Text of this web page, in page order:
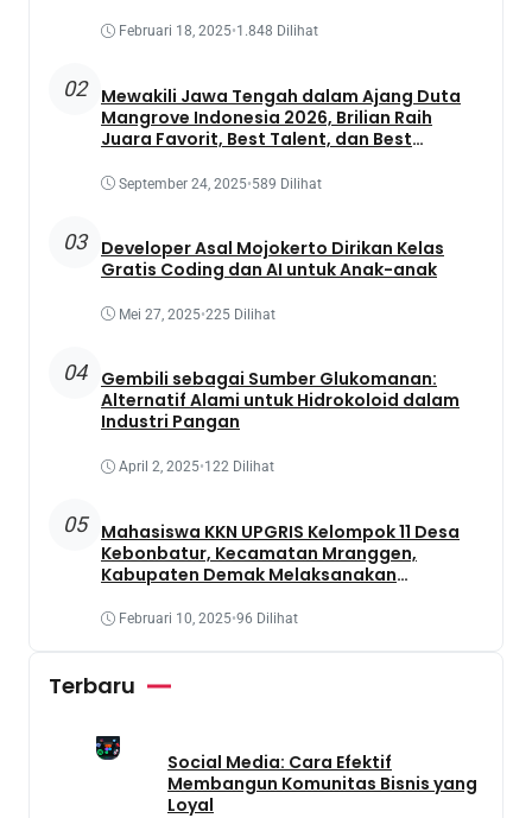
Februari 18, 2025•1.848 Dilihat
02
Mewakili Jawa Tengah dalam Ajang Duta
Mangrove Indonesia 2026, Brilian Raih
Juara Favorit, Best Talent, dan Best
September 24, 2025•589 Dilihat
03
Developer Asal Mojokerto Dirikan Kelas
Gratis Coding dan AI untuk Anak-anak
Mei 27, 2025•225 Dilihat
04
Gembili sebagai Sumber Glukomanan:
Alternatif Alami untuk Hidrokoloid dalam
Industri Pangan
April 2, 2025•122 Dilihat
05
Mahasiswa KKN UPGRIS Kelompok 11 Desa
Kebonbatur, Kecamatan Mranggen,
Kabupaten Demak Melaksanakan
Memanfaatkan Lahan Yang Terbengkalai
Februari 10, 2025•96 Dilihat
Terbaru
Social Media: Cara Efektif
Membangun Komunitas Bisnis yang
Loyal